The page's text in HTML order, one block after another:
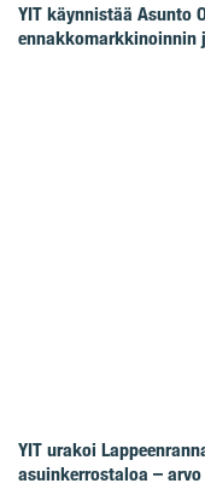
YIT käynnistää Asunto
ennakkomarkkinoinnin
YIT urakoi
asuinkerrostaloa –